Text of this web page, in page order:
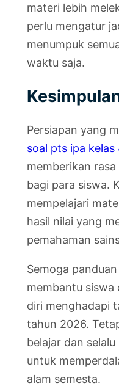
materi lebih
perlu mengatur
menumpuk
waktu saja.
Persiapan yang
soal pts ipa kelas
memberikan
bagi para siswa.
mempelajari
hasil nilai yang
pemahaman
Semoga
membantu siswa
diri menghadapi
tahun 2026.
belajar dan
untuk
alam semesta.